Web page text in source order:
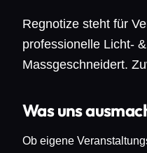
Regnotize steht für
professionelle Licht-
Massgeschneidert.
Was uns
Ob eigene